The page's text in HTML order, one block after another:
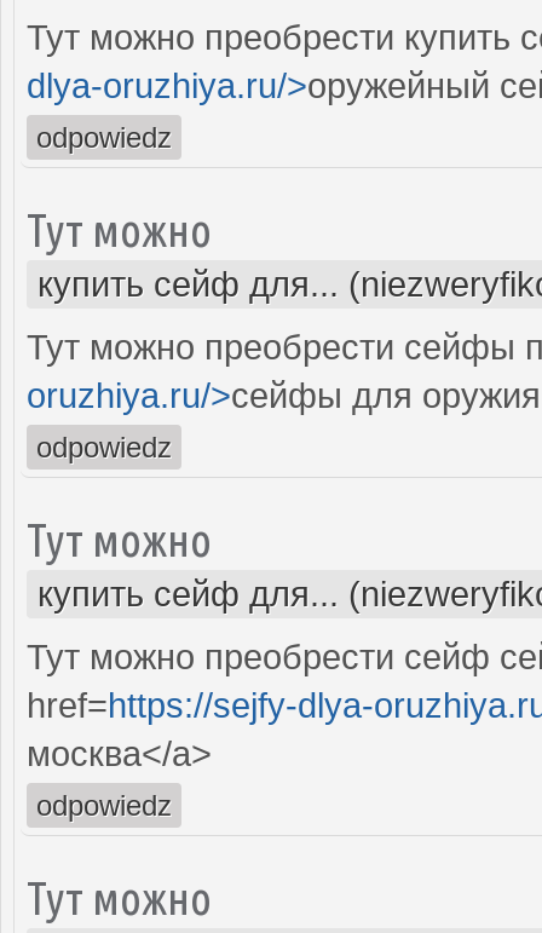
Тут можно преобрести купить
dlya-oruzhiya.ru/>оружейный
odpowiedz
Тут можно
купить сейф для...
Тут можно преобрести сейфы
oruzhiya.ru/>сейфы для
odpowiedz
Тут можно
купить сейф для...
Тут можно преобрести сейф
href=https://sejfy-dlya-
москва</a>
odpowiedz
Тут можно